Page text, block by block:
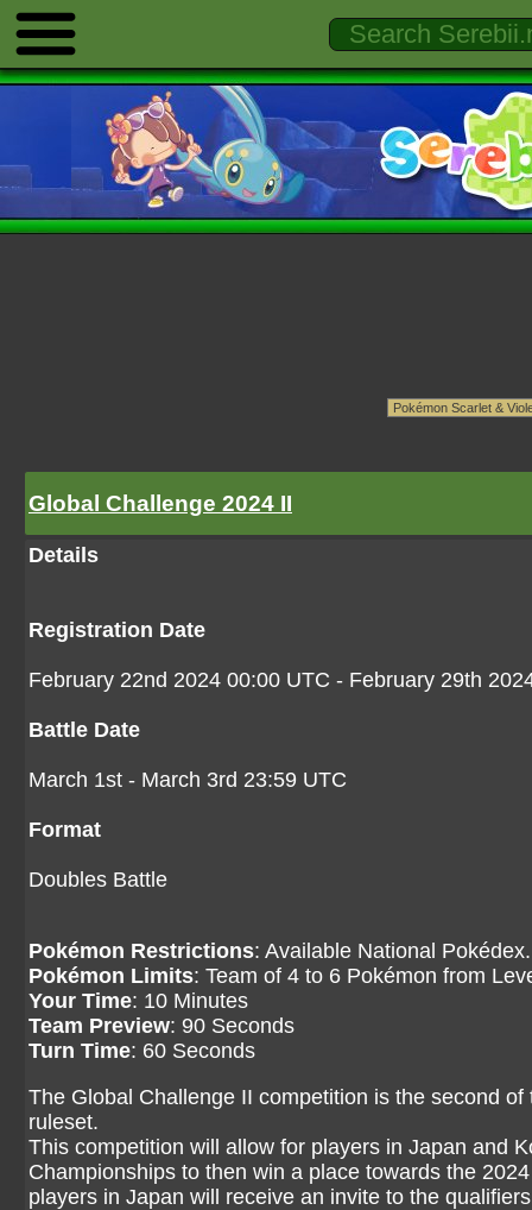
Global Challenge 2024 II
Details
Registration Date
February 22nd 2024 00:00 UTC - February 29th
Battle Date
March 1st - March 3rd 23:59 UTC
Format
Doubles Battle
Pokémon Restrictions: Available National Pokédex.
Pokémon Limits: Team of 4 to 6 Pokémon from
Your Time: 10 Minutes
Team Preview: 90 Seconds
Turn Time: 60 Seconds
The Global Challenge II competition is the second
ruleset.
This competition will allow for players in Japan and
Championships to then win a place towards the
players in Japan will receive an invite to the